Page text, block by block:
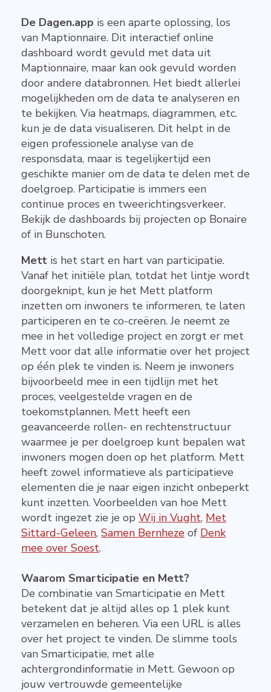
De Dagen.app is een aparte oplossing, los
van Maptionnaire. Dit interactief online
dashboard wordt gevuld met data uit
Maptionnaire, maar kan ook gevuld worden
door andere databronnen. Het biedt allerlei
mogelijkheden om de data te analyseren en
te bekijken. Via heatmaps, diagrammen, etc.
kun je de data visualiseren. Dit helpt in de
eigen professionele analyse van de
responsdata, maar is tegelijkertijd een
geschikte manier om de data te delen met de
doelgroep. Participatie is immers een
continue proces en tweerichtingsverkeer.
Bekijk de dashboards bij projecten op Bonaire
of in Bunschoten.
Mett is het start en hart van participatie.
Vanaf het initiële plan, totdat het lintje wordt
doorgeknipt, kun je het Mett platform
inzetten om inwoners te informeren, te laten
participeren en te co-creëren. Je neemt ze
mee in het volledige project en zorgt er met
Mett voor dat alle informatie over het project
op één plek te vinden is. Neem je inwoners
bijvoorbeeld mee in een tijdlijn met het
proces, veelgestelde vragen en de
toekomstplannen. Mett heeft een
geavanceerde rollen- en rechtenstructuur
waarmee je per doelgroep kunt bepalen wat
inwoners mogen doen op het platform. Mett
heeft zowel informatieve als participatieve
elementen die je naar eigen inzicht onbeperkt
kunt inzetten. Voorbeelden van hoe Mett
wordt ingezet zie je op Wij in Vught, Met
Sittard-Geleen, Samen Bernheze of Denk
mee over Soest.
Waarom Smarticipatie en Mett?
De combinatie van Smarticipatie en Mett
betekent dat je altijd alles op 1 plek kunt
verzamelen en beheren. Via een URL is alles
over het project te vinden. De slimme tools
van Smarticipatie, met alle
achtergrondinformatie in Mett. Gewoon op
jouw vertrouwde gemeentelijke